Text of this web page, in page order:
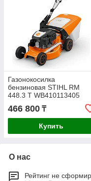
Газонокосилка
бензиновая STIHL RM
448.3 T WB410113405
466 800 ₸
Купить
О нас
Рейтинг не